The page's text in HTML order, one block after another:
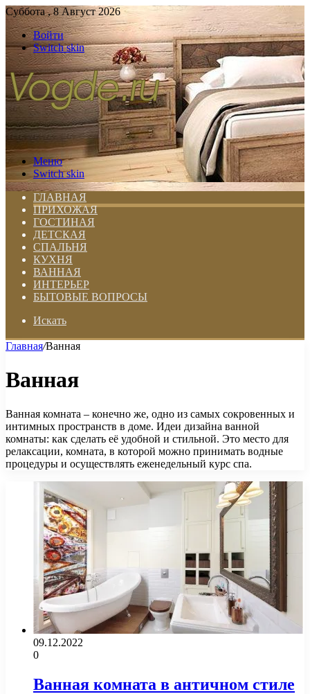
Суббота , 8 Август 2026
Войти
Switch skin
Меню
Switch skin
ГЛАВНАЯ
ПРИХОЖАЯ
ГОСТИНАЯ
ДЕТСКАЯ
СПАЛЬНЯ
КУХНЯ
ВАННАЯ
ИНТЕРЬЕР
БЫТОВЫЕ ВОПРОСЫ
Искать
Главная/Ванная
Ванная
Ванная комната – конечно же, одно из самых сокровенных и
интимных пространств в доме. Идеи дизайна ванной
комнаты: как сделать её удобной и стильной. Это место для
релаксации, комната, в которой можно принимать водные
процедуры и осуществлять еженедельный курс спа.
09.12.2022
0
Ванная комната в античном стиле